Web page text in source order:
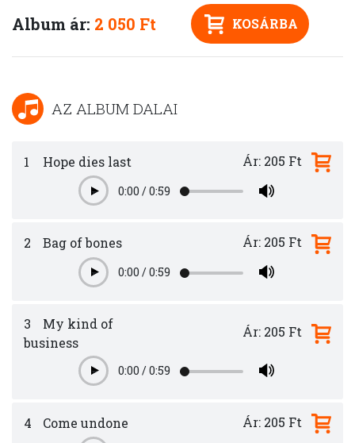
Album ár: 2 050 Ft KOSÁRBA
AZ ALBUM DALAI
1 Hope dies last
Play0:00 /0:59
Ár: 205 Ft
2 Bag of bones
Play0:00 /0:59
Ár: 205 Ft
3
My kind of
business
Play0:00 /0:59
Ár: 205 Ft
4 Come undone Ár: 205 Ft